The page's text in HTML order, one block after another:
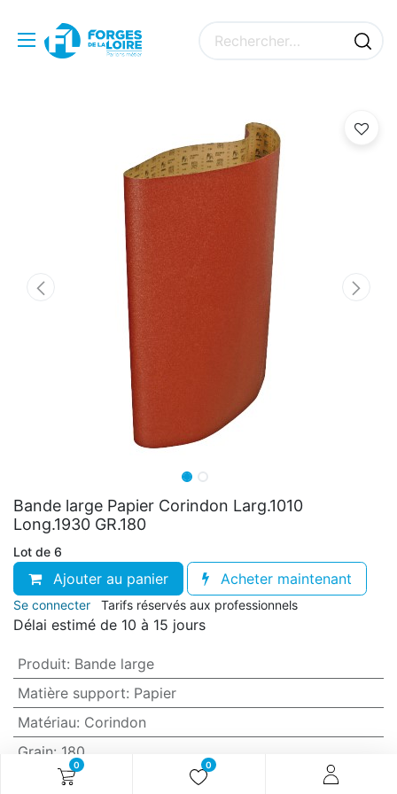
0 0
Bande large Papier Corindon Larg.1010
Long.1930 GR.180
Lot de 6
Ajouter au panier Acheter maintenant
Se connecter Tarifs réservés aux professionnels
Délai estimé de 10 à 15 jours
Produit: Bande large
Matière support: Papier
Matériau: Corindon
Grain: 180
Anti-encrassement
Non (standard)